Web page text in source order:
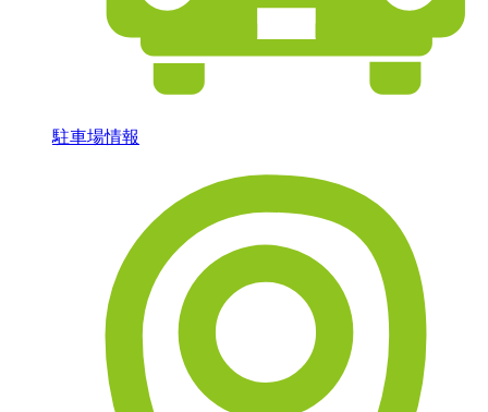
駐車場情報